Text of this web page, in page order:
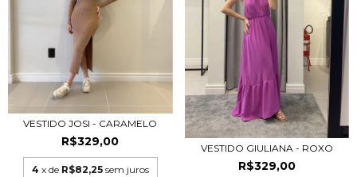
VESTIDO JOSI - CARAMELO
R$329,00
4 x de R$82,25 sem juros
VESTIDO GIULIANA - ROXO
R$329,00